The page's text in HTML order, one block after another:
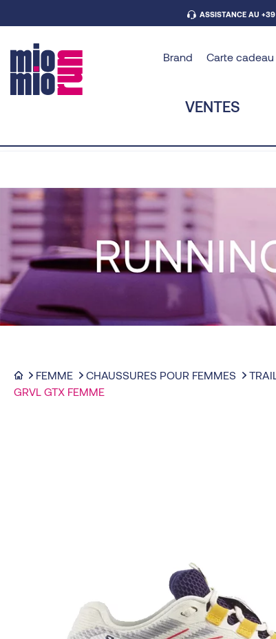
ASSISTANCE AU
Brand Carte cadeau
VENTES
FEMME CHAUSSURES POUR FEMMES TRAIL
GRVL GTX FEMME